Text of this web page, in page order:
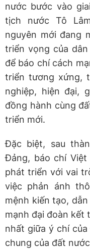
nước bước vào
tịch nước Tô
nguyên mới đang
triển vọng của
để báo chí cách
triển tương xứng,
nghiệp, hiện đại,
đồng hành cùng
triển mới.
Đặc biệt, sau
Đảng, báo chí
phát triển với vai
việc phản ánh
mệnh kiến tạo,
mạnh đại đoàn kết
nhất giữa ý chí
chung của đất